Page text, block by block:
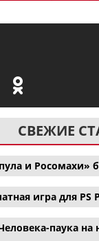
СВЕЖИЕ
и
игра для PS
паука